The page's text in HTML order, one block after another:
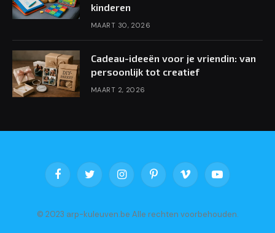
kinderen
MAART 30, 2026
Cadeau-ideeën voor je vriendin: van
persoonlijk tot creatief
MAART 2, 2026
FacebookTwitter InstagramPinterestVimeo YouTube
© 2023 arp-kuleuven.be Alle rechten voorbehouden.